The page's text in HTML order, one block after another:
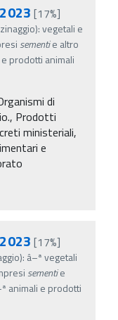
[17%]
vegetali e
sementie altro
prodotti animali
di
Prodotti
ministeriali,
e
[17%]
â–ª vegetali
sementie
animali e prodotti